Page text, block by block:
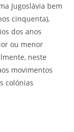
Jugoslávia bem
cinquenta),
dos anos
ou menor
neste
movimentos
colónias